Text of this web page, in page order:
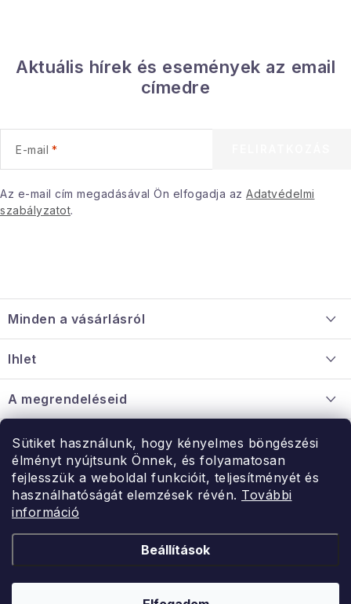
Sütiket használunk, hogy kényelmes böngészési
élményt nyújtsunk Önnek, és folyamatosan
fejlesszük a weboldal funkcióit, teljesítményét és
használhatóságát elemzések révén. További
információ
Beállítások
Aktuális hírek és események az email
címedre
E-mail
Az e-mail cím megadásával Ön elfogadja az Adatvédelmi
szabályzatot.
á
b
é
c
Minden a vásárlásról
Információ a mellékletről
Nagykereskedelmi együttműködés
Ihlet
A megrendeléseid
Érintkezés
Rendelésem
Érintkezés
Hé-Pé: 9:00-15:00
uzlet@modernvasarlas.hu
Kereskedelem feltételei